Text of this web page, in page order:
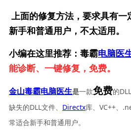
上面的修复方法，要求具有一
新手和普通用户，不太适用。
小编在这里推荐：毒霸电脑医
能诊断、一键修复，免费。
金山毒霸电脑医生是一款免费的
缺失的DLL文件、 Directx库、VC++、
常适合新手和普通用户。